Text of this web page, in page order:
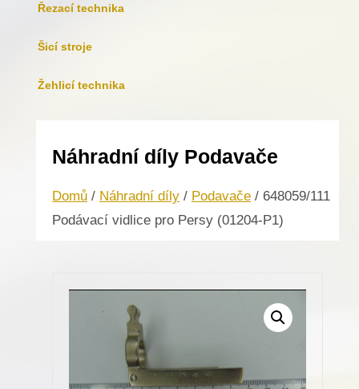
Řezací technika
Šicí stroje
Žehlicí technika
Náhradní díly Podavače
Domů / Náhradní díly / Podavače / 648059/111
Podávací vidlice pro Persy (01204-P1)